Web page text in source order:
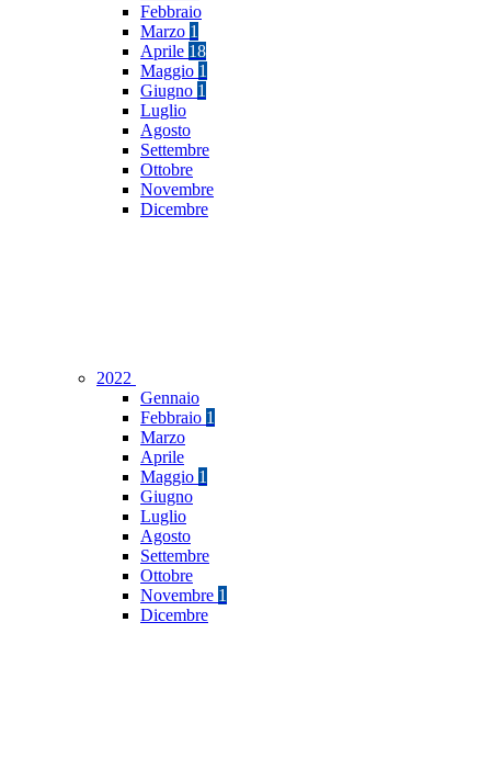
Febbraio
Marzo 1
Aprile 18
Maggio 1
Giugno 1
Luglio
Agosto
Settembre
Ottobre
Novembre
Dicembre
2022
Gennaio
Febbraio 1
Marzo
Aprile
Maggio 1
Giugno
Luglio
Agosto
Settembre
Ottobre
Novembre 1
Dicembre